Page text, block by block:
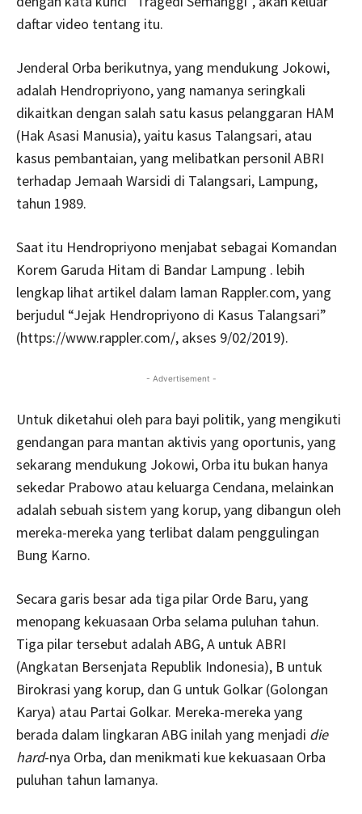
daftar video tentang itu.
Jenderal Orba berikutnya, yang mendukung Jokowi,
adalah Hendropriyono, yang namanya seringkali
dikaitkan dengan salah satu kasus pelanggaran HAM
(Hak Asasi Manusia), yaitu kasus Talangsari, atau
kasus pembantaian, yang melibatkan personil ABRI
terhadap Jemaah Warsidi di Talangsari, Lampung,
tahun 1989.
Saat itu Hendropriyono menjabat sebagai Komandan
Korem Garuda Hitam di Bandar Lampung . lebih
lengkap lihat artikel dalam laman Rappler.com, yang
berjudul “Jejak Hendropriyono di Kasus Talangsari”
(https://www.rappler.com/, akses 9/02/2019).
- Advertisement -
Untuk diketahui oleh para bayi politik, yang mengikuti
gendangan para mantan aktivis yang oportunis, yang
sekarang mendukung Jokowi, Orba itu bukan hanya
sekedar Prabowo atau keluarga Cendana, melainkan
adalah sebuah sistem yang korup, yang dibangun oleh
mereka-mereka yang terlibat dalam penggulingan
Bung Karno.
Secara garis besar ada tiga pilar Orde Baru, yang
menopang kekuasaan Orba selama puluhan tahun.
Tiga pilar tersebut adalah ABG, A untuk ABRI
(Angkatan Bersenjata Republik Indonesia), B untuk
Birokrasi yang korup, dan G untuk Golkar (Golongan
Karya) atau Partai Golkar. Mereka-mereka yang
berada dalam lingkaran ABG inilah yang menjadi die
hard-nya Orba, dan menikmati kue kekuasaan Orba
puluhan tahun lamanya.